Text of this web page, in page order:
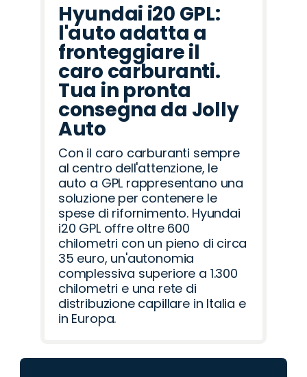
Hyundai i20 GPL:
l'auto adatta a
fronteggiare il
caro carburanti.
Tua in pronta
consegna da Jolly
Auto
Con il caro carburanti sempre
al centro dell'attenzione, le
auto a GPL rappresentano una
soluzione per contenere le
spese di rifornimento. Hyundai
i20 GPL offre oltre 600
chilometri con un pieno di circa
35 euro, un'autonomia
complessiva superiore a 1.300
chilometri e una rete di
distribuzione capillare in Italia e
in Europa.